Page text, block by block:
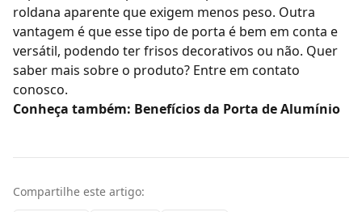
roldana aparente que exigem menos peso. Outra
vantagem é que esse tipo de porta é bem em conta e
versátil, podendo ter frisos decorativos ou não. Quer
saber mais sobre o produto? Entre em contato
conosco.
Conheça também: Benefícios da Porta de Alumínio
Compartilhe este artigo: